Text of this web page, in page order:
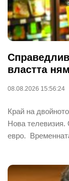
властта
08.08.2026 15:56:24
Край на
Нова телевизия.
евро.